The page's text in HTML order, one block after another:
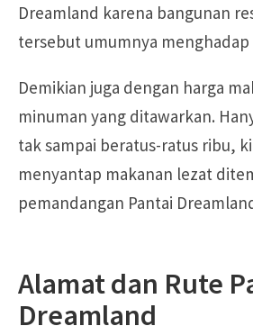
Dreamland karena bangunan
tersebut umumnya menghadap
Demikian juga dengan harga
minuman yang ditawarkan.
tak sampai beratus-ratus ribu,
menyantap makanan lezat
pemandangan Pantai
Alamat dan Rute
Dreamland